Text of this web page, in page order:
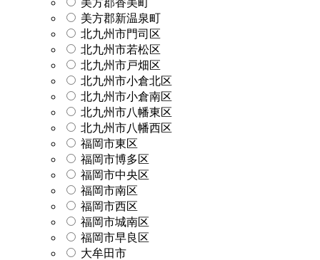
美方郡新温泉町
北九州市門司区
北九州市若松区
北九州市戸畑区
北九州市小倉北区
北九州市小倉南区
北九州市八幡東区
北九州市八幡西区
福岡市東区
福岡市博多区
福岡市中央区
福岡市南区
福岡市西区
福岡市城南区
福岡市早良区
大牟田市